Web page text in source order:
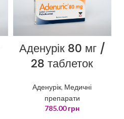
Аденурік 80 мг /
28 таблеток
Аденурік, Медичні
препарати
785.00грн